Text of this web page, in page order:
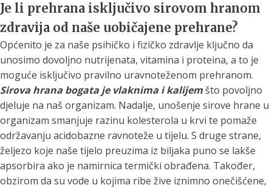
Je li prehrana isključivo sirovom hranom
zdravija od naše uobičajene prehrane?
Općenito je za naše psihičko i fizičko zdravlje ključno da
unosimo dovoljno nutrijenata, vitamina i proteina, a to je
moguće isključivo pravilno uravnoteženom prehranom.
Sirova hrana bogata je vlaknima i kalijemšto povoljno
djeluje na naš organizam. Nadalje, unošenje sirove hrane u
organizam smanjuje razinu kolesterola u krvi te pomaže
održavanju acidobazne ravnoteže u tijelu. S druge strane,
željezo koje naše tijelo preuzima iz biljaka puno se lakše
apsorbira ako je namirnica termički obrađena. Također,
obzirom da su vode u kojima ribe žive iznimno onečišćene,